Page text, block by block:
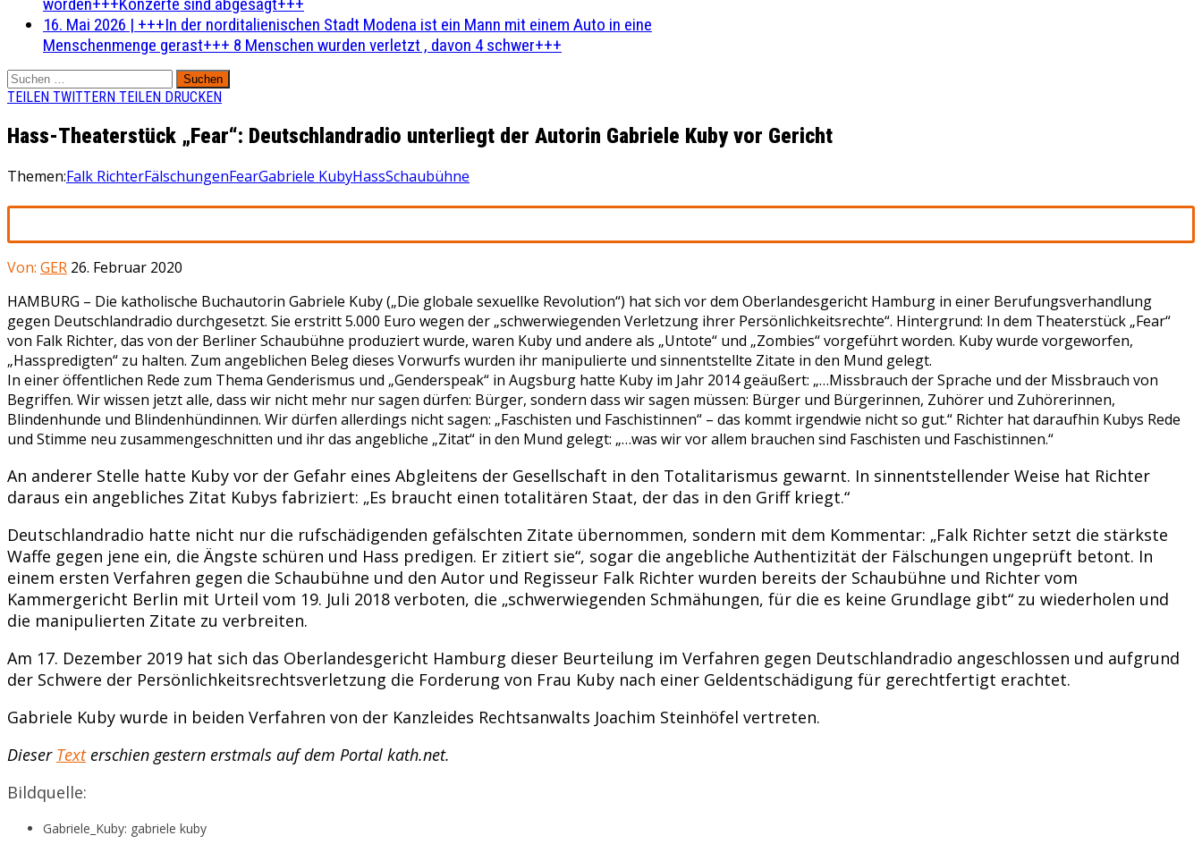
16. Mai 2026 | +++In der norditalienischen Stadt Modena ist ein Mann mit einem Auto in eine
Menschenmenge gerast+++ 8 Menschen wurden verletzt , davon 4 schwer+++
Suchen
nach:
TEILEN TWITTERN TEILEN DRUCKEN
Hass-Theaterstück „Fear“: Deutschlandradio unterliegt der Autorin Gabriele Kuby vor Gericht
Themen:Falk RichterFälschungenFearGabriele KubyHassSchaubühne
Von: GER 26. Februar 2020
HAMBURG – Die katholische Buchautorin Gabriele Kuby („Die globale sexuellke Revolution“) hat sich vor dem Oberlandesgericht Hamburg in einer Berufungsverhandlung
gegen Deutschlandradio durchgesetzt. Sie erstritt 5.000 Euro wegen der „schwerwiegenden Verletzung ihrer Persönlichkeitsrechte“. Hintergrund: In dem Theaterstück „Fear“
von Falk Richter, das von der Berliner Schaubühne produziert wurde, waren Kuby und andere als „Untote“ und „Zombies“ vorgeführt worden. Kuby wurde vorgeworfen,
„Hasspredigten“ zu halten. Zum angeblichen Beleg dieses Vorwurfs wurden ihr manipulierte und sinnentstellte Zitate in den Mund gelegt.
In einer öffentlichen Rede zum Thema Genderismus und „Genderspeak“ in Augsburg hatte Kuby im Jahr 2014 geäußert: „…Missbrauch der Sprache und der Missbrauch von
Begriffen. Wir wissen jetzt alle, dass wir nicht mehr nur sagen dürfen: Bürger, sondern dass wir sagen müssen: Bürger und Bürgerinnen, Zuhörer und Zuhörerinnen,
Blindenhunde und Blindenhündinnen. Wir dürfen allerdings nicht sagen: „Faschisten und Faschistinnen“ – das kommt irgendwie nicht so gut.“ Richter hat daraufhin Kubys Rede
und Stimme neu zusammengeschnitten und ihr das angebliche „Zitat“ in den Mund gelegt: „…was wir vor allem brauchen sind Faschisten und Faschistinnen.“
An anderer Stelle hatte Kuby vor der Gefahr eines Abgleitens der Gesellschaft in den Totalitarismus gewarnt. In sinnentstellender Weise hat Richter
daraus ein angebliches Zitat Kubys fabriziert: „Es braucht einen totalitären Staat, der das in den Griff kriegt.“
Deutschlandradio hatte nicht nur die rufschädigenden gefälschten Zitate übernommen, sondern mit dem Kommentar: „Falk Richter setzt die stärkste
Waffe gegen jene ein, die Ängste schüren und Hass predigen. Er zitiert sie“, sogar die angebliche Authentizität der Fälschungen ungeprüft betont. In
einem ersten Verfahren gegen die Schaubühne und den Autor und Regisseur Falk Richter wurden bereits der Schaubühne und Richter vom
Kammergericht Berlin mit Urteil vom 19. Juli 2018 verboten, die „schwerwiegenden Schmähungen, für die es keine Grundlage gibt“ zu wiederholen und
die manipulierten Zitate zu verbreiten.
Am 17. Dezember 2019 hat sich das Oberlandesgericht Hamburg dieser Beurteilung im Verfahren gegen Deutschlandradio angeschlossen und aufgrund
der Schwere der Persönlichkeitsrechtsverletzung die Forderung von Frau Kuby nach einer Geldentschädigung für gerechtfertigt erachtet.
Gabriele Kuby wurde in beiden Verfahren von der Kanzleides Rechtsanwalts Joachim Steinhöfel vertreten.
Dieser Texterschien gestern erstmals auf dem Portal kath.net.
Bildquelle:
Gabriele_Kuby: gabriele kuby